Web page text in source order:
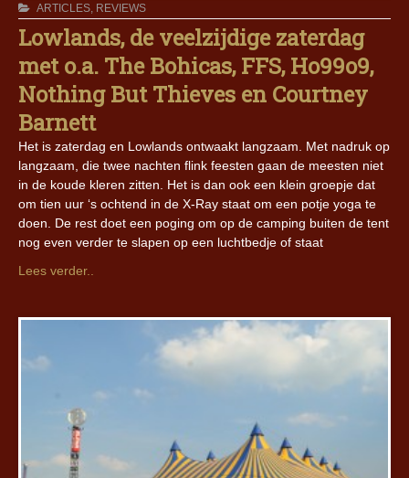
ARTICLES, REVIEWS
Lowlands, de veelzijdige zaterdag
met o.a. The Bohicas, FFS, Ho99o9,
Nothing But Thieves en Courtney
Barnett
Het is zaterdag en Lowlands ontwaakt langzaam. Met nadruk op
langzaam, die twee nachten flink feesten gaan de meesten niet
in de koude kleren zitten. Het is dan ook een klein groepje dat
om tien uur ‘s ochtend in de X-Ray staat om een potje yoga te
doen. De rest doet een poging om op de camping buiten de tent
nog even verder te slapen op een luchtbedje of staat
Lees verder..